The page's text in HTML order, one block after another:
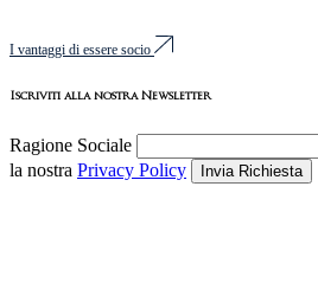
I vantaggi di essere socio
Iscriviti alla nostra Newsletter
Ragione Sociale
la nostra Privacy Policy Invia Richiesta